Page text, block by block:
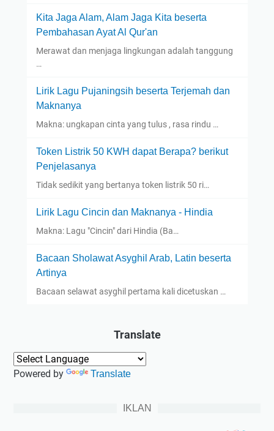
Kita Jaga Alam, Alam Jaga Kita beserta
Pembahasan Ayat Al Qur'an
Merawat dan menjaga lingkungan adalah tanggung
…
Lirik Lagu Pujaningsih beserta Terjemah dan
Maknanya
Makna: ungkapan cinta yang tulus , rasa rindu …
Token Listrik 50 KWH dapat Berapa? berikut
Penjelasanya
Tidak sedikit yang bertanya token listrik 50 ri…
Lirik Lagu Cincin dan Maknanya - Hindia
Makna: Lagu "Cincin" dari Hindia (Ba…
Bacaan Sholawat Asyghil Arab, Latin beserta
Artinya
Bacaan selawat asyghil pertama kali dicetuskan …
Translate
Powered by Translate
IKLAN